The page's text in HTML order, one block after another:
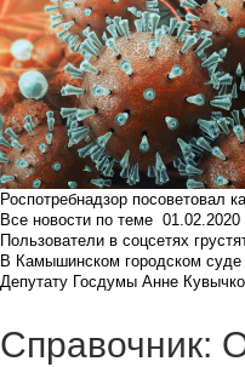
Роспотребнадзор посоветовал
Все новости по теме 01.02.2020
Пользователи в соцсетях
В Камышинском городском суде
Депутату Госдумы Анне
Справочник: